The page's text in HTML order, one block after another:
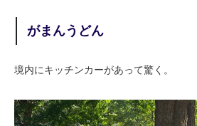
がまんうどん
境内にキッチンカーがあって驚く。